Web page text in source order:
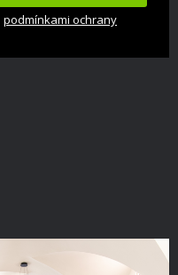
podmínkami ochrany